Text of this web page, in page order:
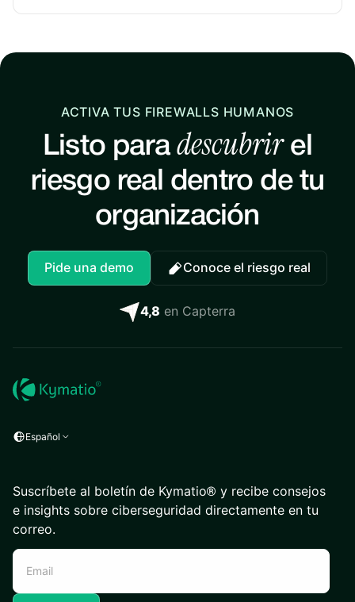
ACTIVA TUS FIREWALLS HUMANOS
Listo paradescubrirel
riesgo real dentro de tu
organización
Pide una demo Conoce el riesgo real
4,8 en Capterra
Español
Suscríbete al boletín de Kymatio® y recibe consejos
e insights sobre ciberseguridad directamente en tu
correo.